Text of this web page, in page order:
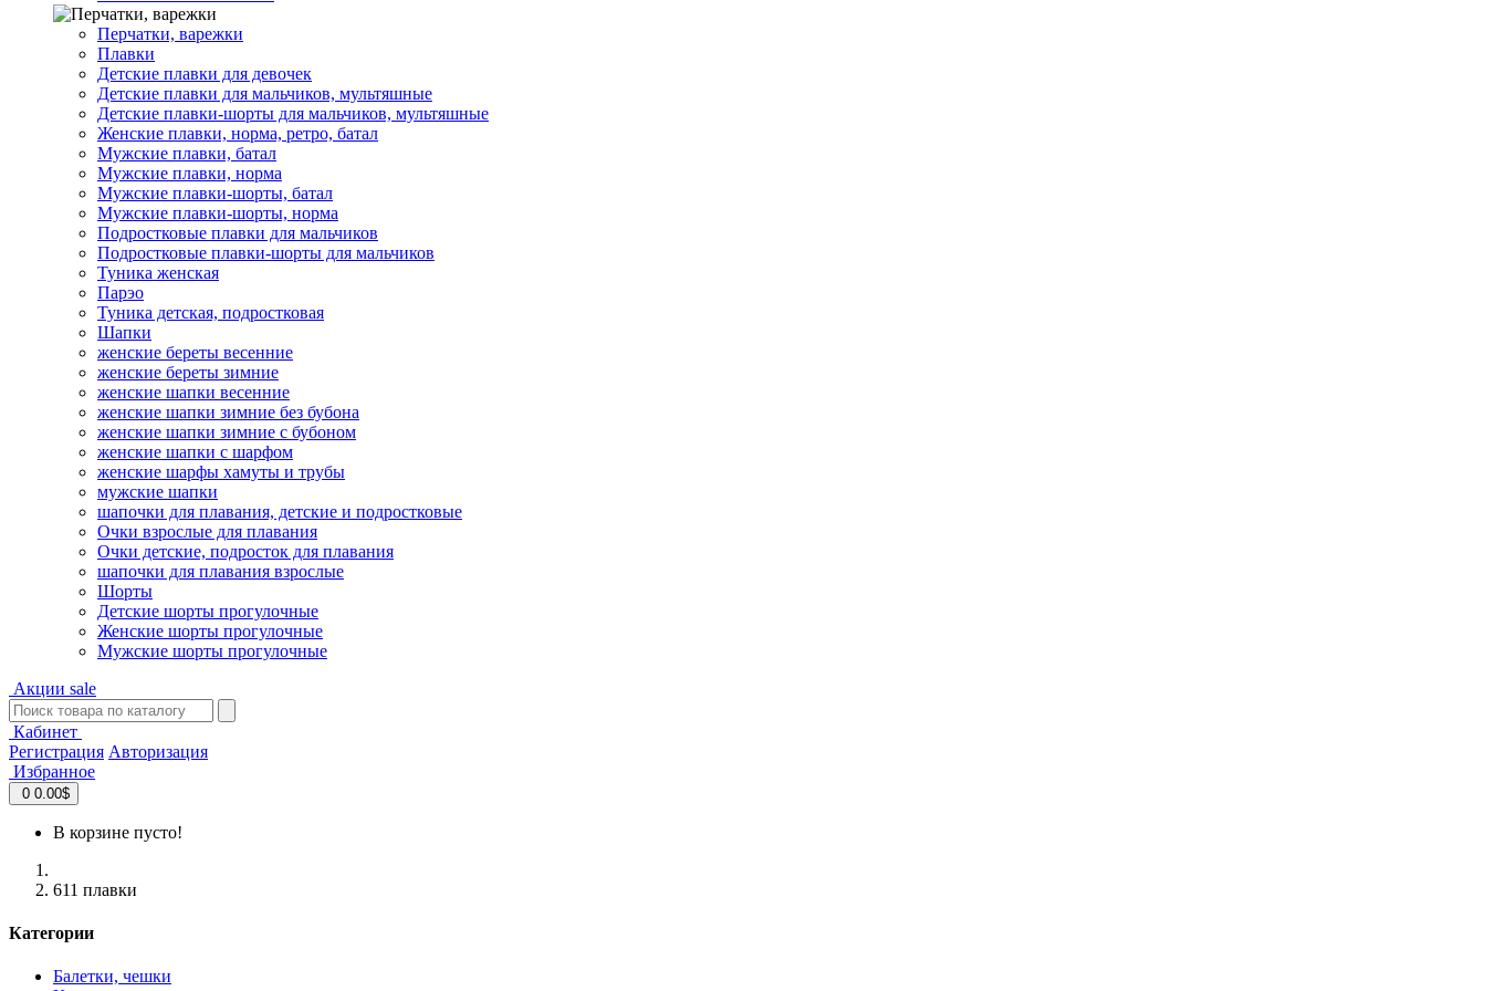
Перчатки, варежки
Плавки
Детские плавки для девочек
Детские плавки для мальчиков, мультяшные
Детские плавки-шорты для мальчиков, мультяшные
Женские плавки, норма, ретро, батал
Мужские плавки, батал
Мужские плавки, норма
Мужские плавки-шорты, батал
Мужские плавки-шорты, норма
Подростковые плавки для мальчиков
Подростковые плавки-шорты для мальчиков
Туникa женская
Парэо
Туника детская, подростковая
Шапки
женские береты весенние
женские береты зимние
женские шапки весенние
женские шапки зимние без бубона
женские шапки зимние с бубоном
женские шапки с шарфом
женские шарфы хамуты и трубы
мужские шапки
шапочки для плавания, детские и подростковые
Очки взрослые для плавания
Очки детские, подросток для плавания
шапочки для плавания взрослые
Шорты
Детские шорты прогулочные
Женские шорты прогулочные
Мужские шорты прогулочные
Акции sale
Кабинет
Регистрация Авторизация
Избранное
0 0.00$
В корзине пусто!
611 плавки
Категории
Балетки, чешки